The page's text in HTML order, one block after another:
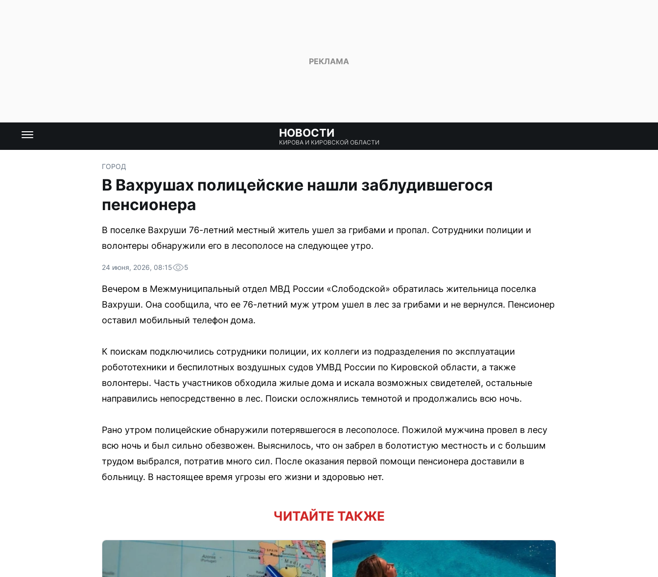
НОВОСТИ
КИРОВА И КИРОВСКОЙ ОБЛАСТИ
ГОРОД
В Вахрушах полицейские нашли заблудившегося
пенсионера
В поселке Вахруши 76-летний местный житель ушел за грибами и пропал. Сотрудники полиции и
волонтеры обнаружили его в лесополосе на следующее утро.
24 июня, 2026, 08:15 5
Вечером в Межмуниципальный отдел МВД России «Слободской» обратилась жительница поселка
Вахруши. Она сообщила, что ее 76-летний муж утром ушел в лес за грибами и не вернулся. Пенсионер
оставил мобильный телефон дома.
К поискам подключились сотрудники полиции, их коллеги из подразделения по эксплуатации
робототехники и беспилотных воздушных судов УМВД России по Кировской области, а также
волонтеры. Часть участников обходила жилые дома и искала возможных свидетелей, остальные
направились непосредственно в лес. Поиски осложнялись темнотой и продолжались всю ночь.
Рано утром полицейские обнаружили потерявшегося в лесополосе. Пожилой мужчина провел в лесу
всю ночь и был сильно обезвожен. Выяснилось, что он забрел в болотистую местность и с большим
трудом выбрался, потратив много сил. После оказания первой помощи пенсионера доставили в
больницу. В настоящее время угрозы его жизни и здоровью нет.
ЧИТАЙТЕ ТАКЖЕ